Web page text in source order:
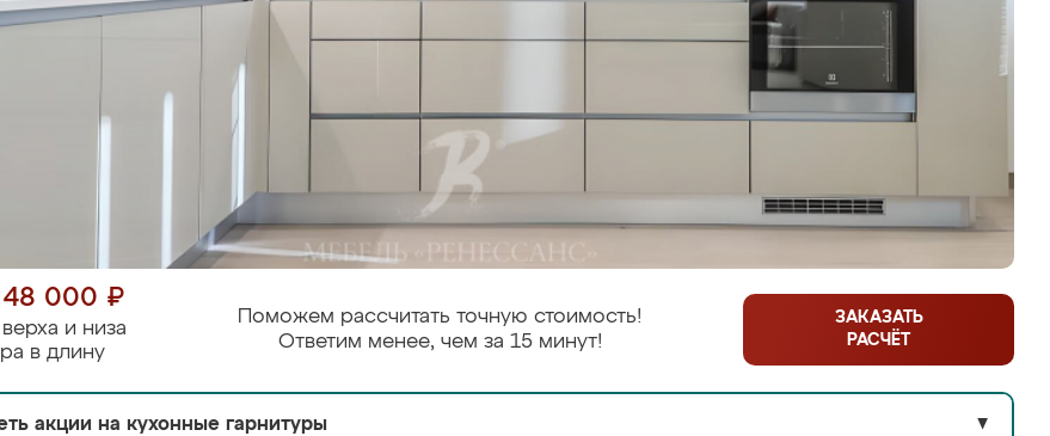
48 000 ₽
и низа
в длину
Поможем рассчитать точную стоимость!
Ответим менее, чем за 15 минут!
ЗАКАЗАТЬ
РАСЧЁТ
акции на кухонные гарнитуры ▼